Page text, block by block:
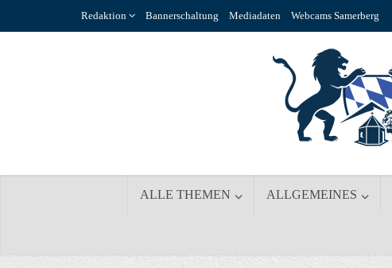
Redaktion Bannerschaltung Mediadaten Webcams Samerberg
ALLE THEMEN ALLGEMEINES